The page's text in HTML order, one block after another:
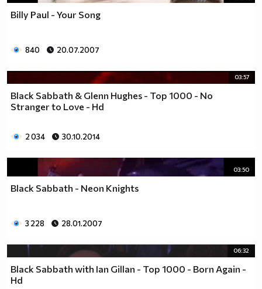
Billy Paul - Your Song
840 20.07.2007
03:57
Black Sabbath & Glenn Hughes - Top 1000 - No
Stranger to Love - Hd
2 034 30.10.2014
03:50
Black Sabbath - Neon Knights
3 228 28.01.2007
06:32
Black Sabbath with Ian Gillan - Top 1000 - Born Again -
Hd